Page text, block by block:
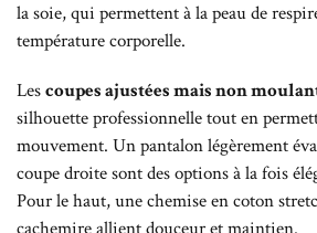
la soie, qui permettent à la peau de
température corporelle.
Lescoupes ajustées mais non
silhouette professionnelle tout en
mouvement. Un pantalon légèrement
coupe droite sont des options à la fois
Pour le haut, une chemise en coton